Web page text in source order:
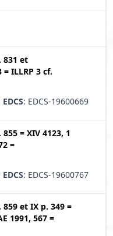
831 et
= ILLRP 3 cf.
EDCS: EDCS-19600669
855 = XIV 4123, 1
=
EDCS: EDCS-19600767
859 et IX p. 349 =
1991, 567 =